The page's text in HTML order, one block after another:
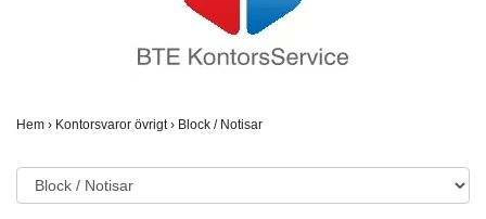
Hem › Kontorsvaror övrigt› Block / Notisar